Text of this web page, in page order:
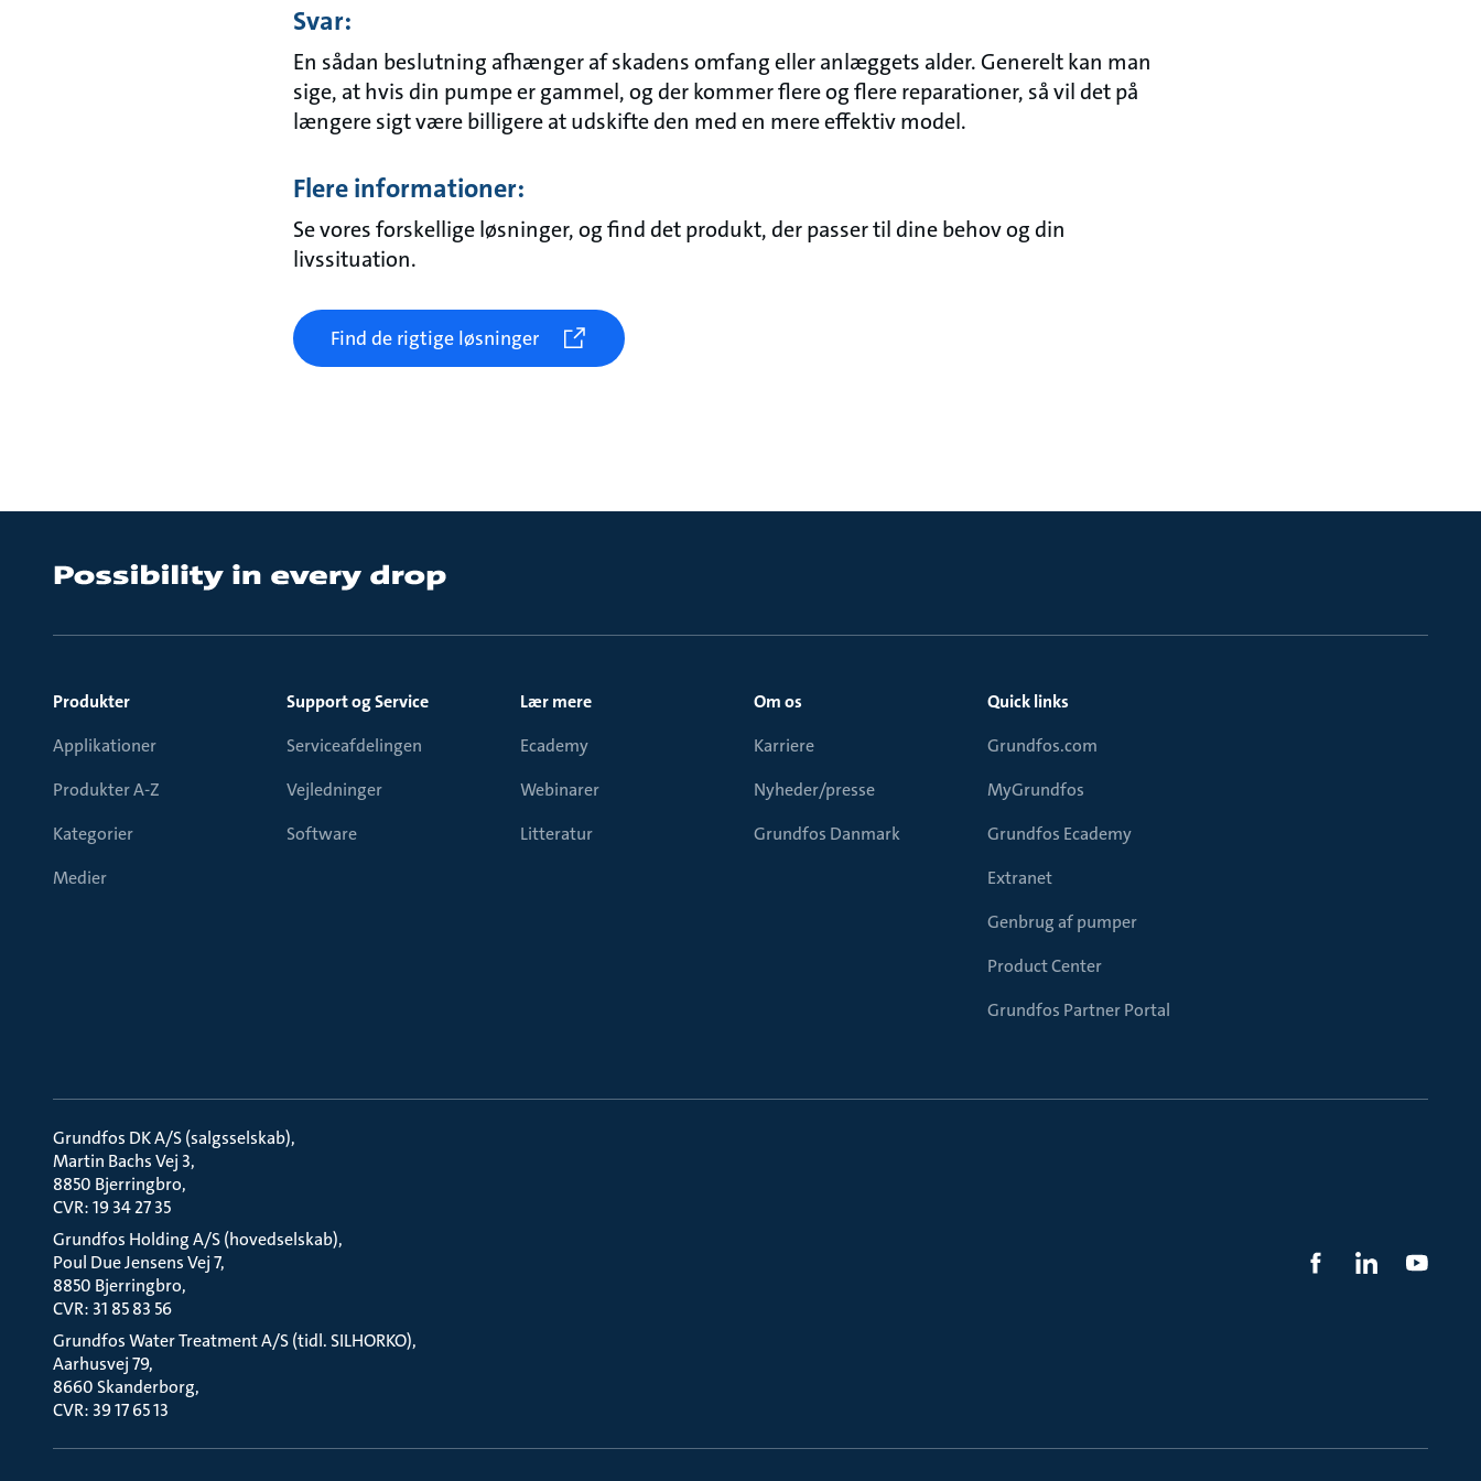
Svar:
En sådan beslutning afhænger af skadens omfang eller anlæggets alder. Generelt kan man
sige, at hvis din pumpe er gammel, og der kommer flere og flere reparationer, så vil det på
længere sigt være billigere at udskifte den med en mere effektiv model.
Flere informationer:
Se vores forskellige løsninger, og find det produkt, der passer til dine behov og din
livssituation.
Find de rigtige løsninger
Produkter
Applikationer
Produkter A-Z
Kategorier
Medier
Support og Service
Serviceafdelingen
Vejledninger
Software
Lær mere
Ecademy
Webinarer
Litteratur
Om os
Karriere
Nyheder/presse
Grundfos Danmark
Quick links
Grundfos.com
MyGrundfos
Grundfos Ecademy
Extranet
Genbrug af pumper
Product Center
Grundfos Partner Portal
Grundfos DK A/S (salgsselskab)
Martin Bachs Vej 3
8850 Bjerringbro
CVR: 19 34 27 35
Grundfos Holding A/S (hovedselskab)
Poul Due Jensens Vej 7
8850 Bjerringbro
CVR: 31 85 83 56
Grundfos Water Treatment A/S (tidl. SILHORKO)
Aarhusvej 79
8660 Skanderborg
CVR: 39 17 65 13